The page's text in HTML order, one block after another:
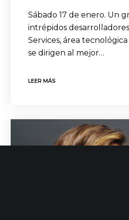
Sábado 17 de enero. Un
intrépidos
Services, área
se dirigen al mejor…
LEER MÁS